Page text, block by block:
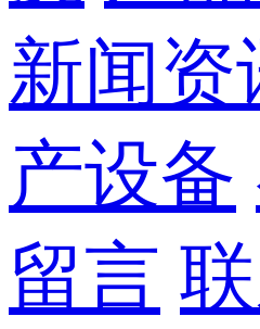
新闻资
产设备
留言